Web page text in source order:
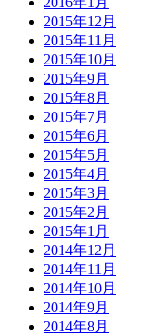
2015年12月
2015年11月
2015年10月
2015年9月
2015年8月
2015年7月
2015年6月
2015年5月
2015年4月
2015年3月
2015年2月
2015年1月
2014年12月
2014年11月
2014年10月
2014年9月
2014年8月